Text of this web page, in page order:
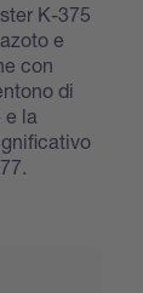
K-375
e
con
di
e la